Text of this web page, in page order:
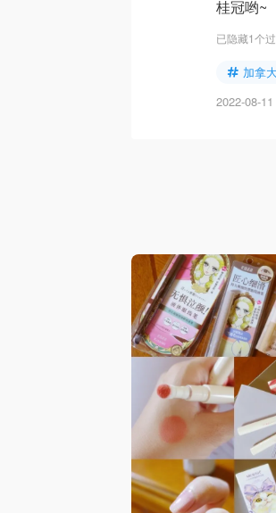
桂冠哟~
已隐藏1个
加拿
2022-08-